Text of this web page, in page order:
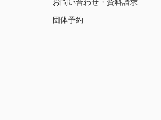
お問い合わせ・資料請求
団体予約